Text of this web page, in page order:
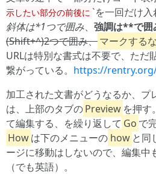
示したい部分の前後に `を一回だけ入
斜体は*1つで囲み、 強調は**で囲
(Shift+^)2つで囲み、マークする
URLは特別な書式は不要で、ただ
繋がっている。 https://
加工された文書がどうなるか、プ
は、上部のタブのPreview を押す
て編集する、を繰り返して Go で
Howは下のメニューの how と同
ージに移動はしないので、編集中
（でも英語）。